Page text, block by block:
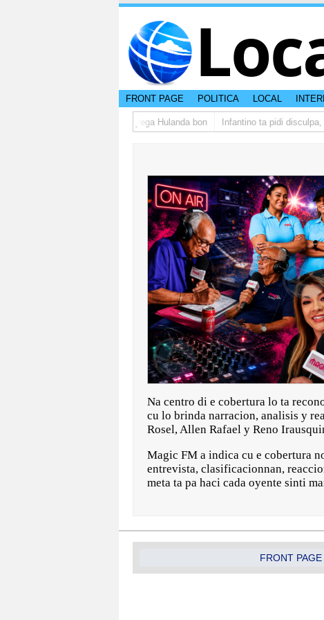
FRONT PAGE POLITICA LOCAL
di studiantenan di Aruba a yega Hulanda bon Infantino ta pidi disculpa,
Na centro di e cobertura lo ta
cu lo brinda narracion, analisis y
Rosel, Allen Rafael y Reno
Magic FM a indica cu e cobertura
entrevista, clasificacionnan,
meta ta pa haci cada oyente sinti
FRONT PAGE